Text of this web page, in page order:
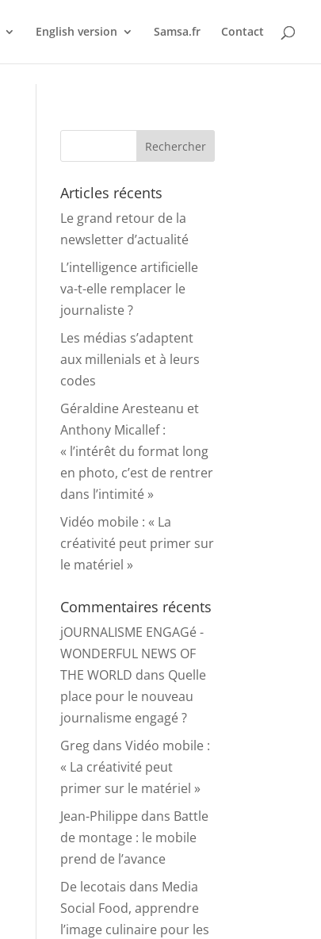
English version Samsa.fr Contact
Articles récents
Le grand retour de la
newsletter d’actualité
L’intelligence artificielle
va-t-elle remplacer le
journaliste ?
Les médias s’adaptent
aux millenials et à leurs
codes
Géraldine Aresteanu et
Anthony Micallef :
« l’intérêt du format long
en photo, c’est de rentrer
dans l’intimité »
Vidéo mobile : « La
créativité peut primer sur
le matériel »
Commentaires récents
jOURNALISME ENGAGé -
WONDERFUL NEWS OF
THE WORLD dans Quelle
place pour le nouveau
journalisme engagé ?
Greg dansVidéo mobile :
« La créativité peut
primer sur le matériel »
Jean-Philippe dans Battle
de montage : le mobile
prend de l’avance
De lecotais dans Media
Social Food, apprendre
l’image culinaire pour les